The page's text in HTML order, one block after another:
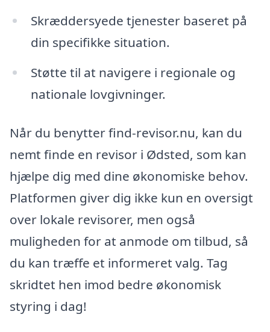
Skræddersyede tjenester baseret på
din specifikke situation.
Støtte til at navigere i regionale og
nationale lovgivninger.
Når du benytter find-revisor.nu, kan du
nemt finde en revisor i Ødsted, som kan
hjælpe dig med dine økonomiske behov.
Platformen giver dig ikke kun en oversigt
over lokale revisorer, men også
muligheden for at anmode om tilbud, så
du kan træffe et informeret valg. Tag
skridtet hen imod bedre økonomisk
styring i dag!